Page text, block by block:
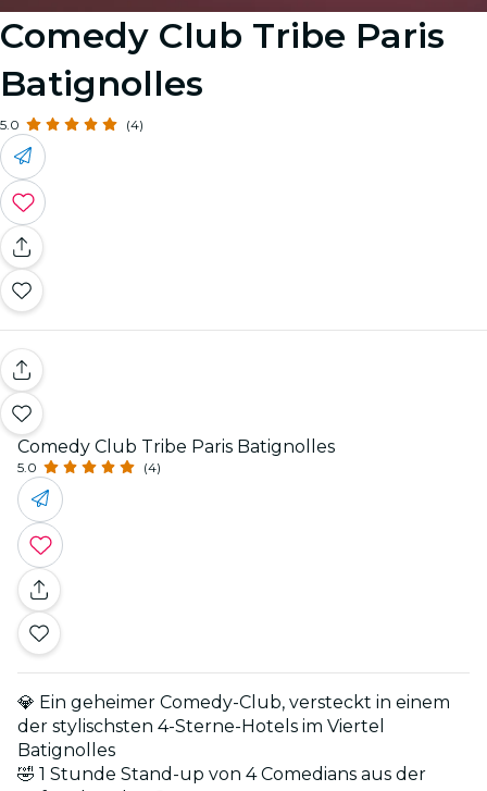
Comedy Club Tribe Paris
Batignolles
5.0 (4)
Comedy Club Tribe Paris Batignolles
5.0 (4)
💎 Ein geheimer Comedy-Club, versteckt in einem
der stylischsten 4-Sterne-Hotels im Viertel
Batignolles
🤣 1 Stunde Stand-up von 4 Comedians aus der